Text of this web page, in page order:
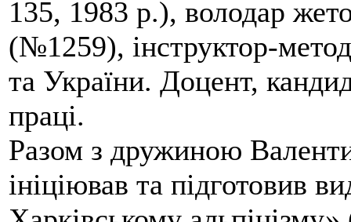
135, 1983 р.), володар
(№1259), інструктор-
та України. Доцент,
праці.
Разом з дружиною
ініціював та підготовив